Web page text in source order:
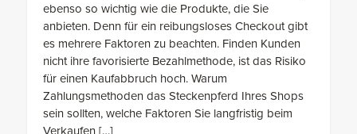
ebenso so wichtig wie die Produkte, die Sie
anbieten. Denn für ein reibungsloses Checkout gibt
es mehrere Faktoren zu beachten. Finden Kunden
nicht ihre favorisierte Bezahlmethode, ist das Risiko
für einen Kaufabbruch hoch. Warum
Zahlungsmethoden das Steckenpferd Ihres Shops
sein sollten, welche Faktoren Sie langfristig beim
Verkaufen […]